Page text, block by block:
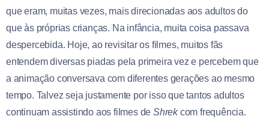
que eram, muitas vezes, mais direcionadas aos adultos do
que às próprias crianças. Na infância, muita coisa passava
despercebida. Hoje, ao revisitar os filmes, muitos fãs
entendem diversas piadas pela primeira vez e percebem que
a animação conversava com diferentes gerações ao mesmo
tempo. Talvez seja justamente por isso que tantos adultos
continuam assistindo aos filmes deShrekcom frequência.